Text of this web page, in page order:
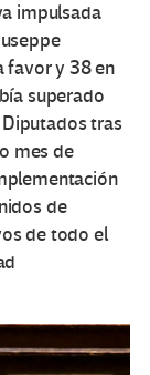
impulsada
favor y 38 en
superado
tras
mes de
de
de todo el